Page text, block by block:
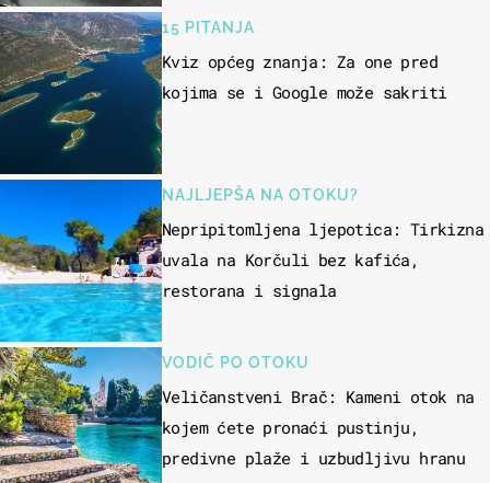
15 PITANJA
Kviz općeg znanja: Za one pred
kojima se i Google može sakriti
NAJLJEPŠA NA OTOKU?
Nepripitomljena ljepotica: Tirkizna
uvala na Korčuli bez kafića,
restorana i signala
VODIČ PO OTOKU
Veličanstveni Brač: Kameni otok na
kojem ćete pronaći pustinju,
predivne plaže i uzbudljivu hranu